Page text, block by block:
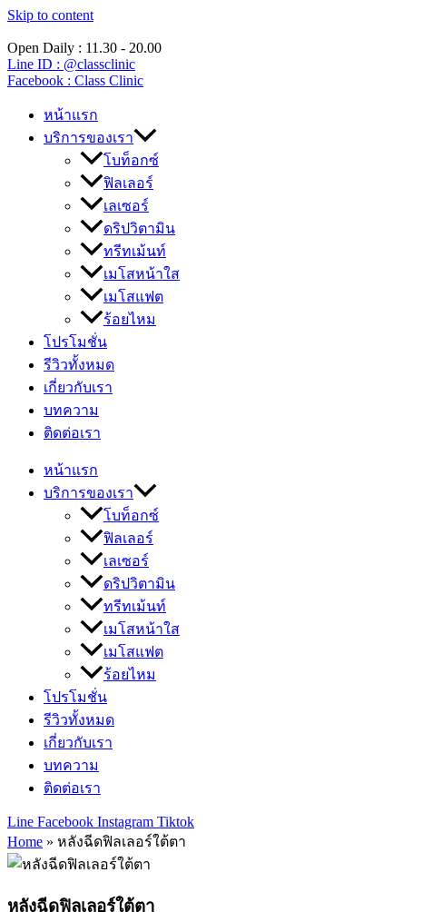
Skip to content
Open Daily : 11.30 - 20.00
Line ID : @classclinic​
Facebook : Class Clinic
หน้าแรก
บริการของเรา
โบท็อกซ์
ฟิลเลอร์
เลเซอร์
ดริปวิตามิน
ทรีทเม้นท์
เมโสหน้าใส
เมโสแฟต
ร้อยไหม
โปรโมชั่น
รีวิวทั้งหมด
เกี่ยวกับเรา
บทความ
ติดต่อเรา
หน้าแรก
บริการของเรา
โบท็อกซ์
ฟิลเลอร์
เลเซอร์
ดริปวิตามิน
ทรีทเม้นท์
เมโสหน้าใส
เมโสแฟต
ร้อยไหม
โปรโมชั่น
รีวิวทั้งหมด
เกี่ยวกับเรา
บทความ
ติดต่อเรา
Line Facebook Instagram Tiktok
Home » หลังฉีดฟิลเลอร์ใต้ตา
หลังฉีดฟิลเลอร์ใต้ตา